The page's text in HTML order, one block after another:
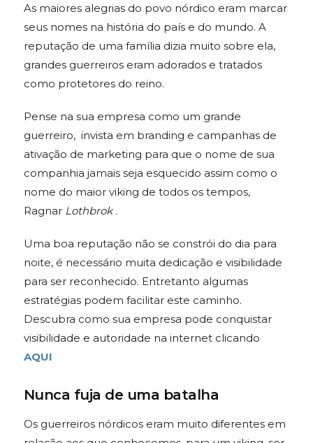
As maiores alegrias do povo nórdico eram marcar
seus nomes na história do país e do mundo. A
reputação de uma família dizia muito sobre ela,
grandes guerreiros eram adorados e tratados
como protetores do reino.
Pense na sua empresa como um grande
guerreiro, invista em branding e campanhas de
ativação de marketing para que o nome de sua
companhia jamais seja esquecido assim como o
nome do maior viking de todos os tempos,
Ragnar Lothbrok.
Uma boa reputação não se constrói do dia para
noite, é necessário muita dedicação e visibilidade
para ser reconhecido. Entretanto algumas
estratégias podem facilitar este caminho.
Descubra como sua empresa pode conquistar
visibilidade e autoridade na internet clicando
AQUI
Nunca fuja de uma batalha
Os guerreiros nórdicos eram muito diferentes em